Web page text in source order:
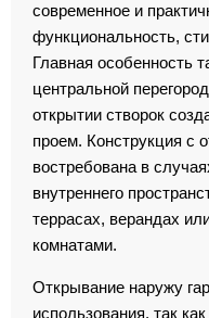
современное и
функциональность,
Главная особенность
центральной
открытии створок
проем. Конструкция с
востребована в
внутреннего
террасах, верандах
комнатами.
Открывание наружу
использования, так